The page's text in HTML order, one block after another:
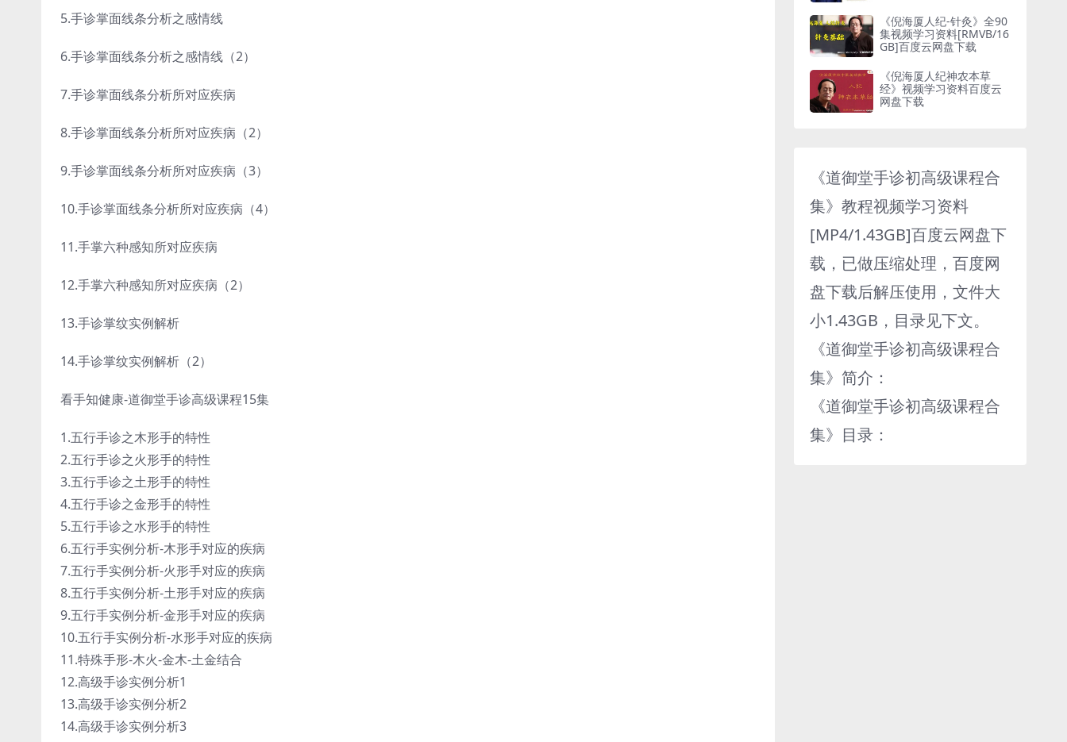
5.手诊掌面线条分析之感情线
6.手诊掌面线条分析之感情线（2）
7.手诊掌面线条分析所对应疾病
8.手诊掌面线条分析所对应疾病（2）
9.手诊掌面线条分析所对应疾病（3）
10.手诊掌面线条分析所对应疾病（4）
11.手掌六种感知所对应疾病
12.手掌六种感知所对应疾病（2）
13.手诊掌纹实例解析
14.手诊掌纹实例解析（2）
看手知健康-道御堂手诊高级课程15集
1.五行手诊之木形手的特性
2.五行手诊之火形手的特性
3.五行手诊之土形手的特性
4.五行手诊之金形手的特性
5.五行手诊之水形手的特性
6.五行手实例分析-木形手对应的疾病
7.五行手实例分析-火形手对应的疾病
8.五行手实例分析-土形手对应的疾病
9.五行手实例分析-金形手对应的疾病
10.五行手实例分析-水形手对应的疾病
11.特殊手形-木火-金木-土金结合
12.高级手诊实例分析1
13.高级手诊实例分析2
14.高级手诊实例分析3
《倪海厦人纪-针灸》全90
集视频学习资料[RMVB/16
GB]百度云网盘下载
《倪海厦人纪神农本草
经》视频学习资料百度云
网盘下载
《道御堂手诊初高级课程合
集》教程视频学习资料
[MP4/1.43GB]百度云网盘下
载，已做压缩处理，百度网
盘下载后解压使用，文件大
小1.43GB，目录见下文。
《道御堂手诊初高级课程合
集》简介：
《道御堂手诊初高级课程合
集》目录：